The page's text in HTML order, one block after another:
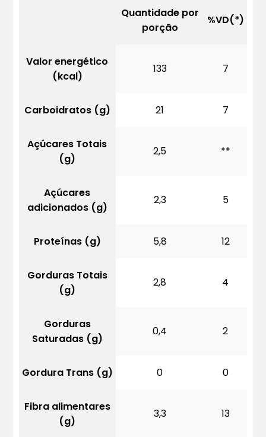
Quantidade por
porção
%VD(*)
Valor energético
(kcal)
133 7
Carboidratos (g) 21 7
Açúcares Totais
(g)
2,5 **
Açúcares
adicionados (g)
2,3 5
Proteínas (g) 5,8 12
Gorduras Totais
(g)
2,8 4
Gorduras
Saturadas (g)
0,4 2
Gordura Trans (g) 0 0
Fibra alimentares
(g)
3,3 13